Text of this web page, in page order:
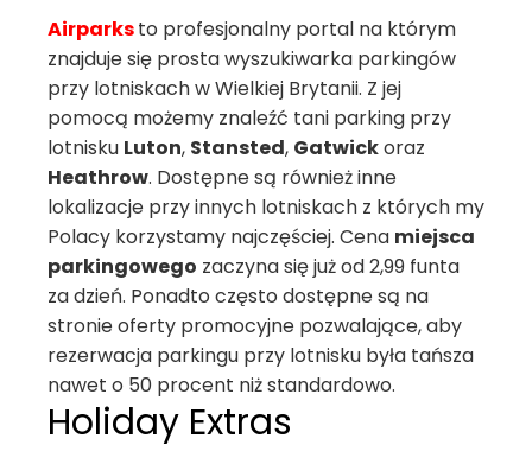
Airparksto profesjonalny portal na którym
znajduje się prosta wyszukiwarka parkingów
przy lotniskach w Wielkiej Brytanii. Z jej
pomocą możemy znaleźć tani parking przy
lotnisku Luton, Stansted, Gatwickoraz
Heathrow. Dostępne są również inne
lokalizacje przy innych lotniskach z których my
Polacy korzystamy najczęściej. Cena miejsca
parkingowego zaczyna się już od 2,99 funta
za dzień. Ponadto często dostępne są na
stronie oferty promocyjne pozwalające, aby
rezerwacja parkingu przy lotnisku była tańsza
nawet o 50 procent niż standardowo.
Holiday Extras